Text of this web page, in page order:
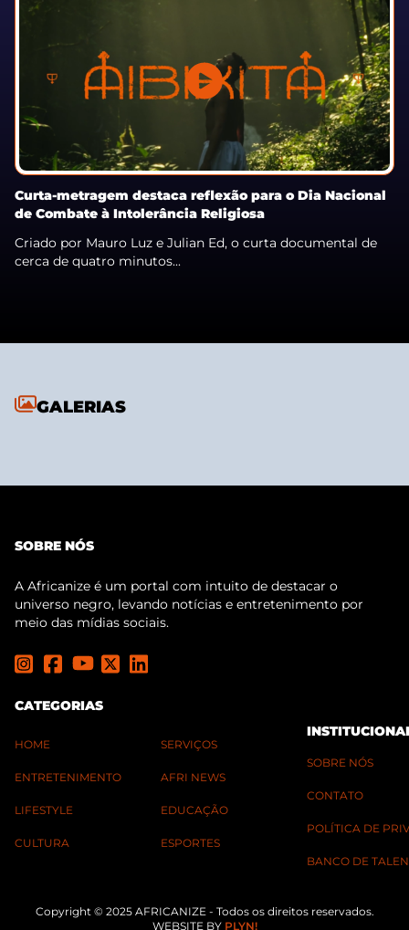
Curta-metragem destaca reflexão para o Dia Nacional
de Combate à Intolerância Religiosa
Criado por Mauro Luz e Julian Ed, o curta documental de
cerca de quatro minutos...
GALERIAS
SOBRE NÓS
A Africanize é um portal com intuito de destacar o
universo negro, levando notícias e entretenimento por
meio das mídias sociais.
CATEGORIAS
HOME
ENTRETENIMENTO
LIFESTYLE
CULTURA
SERVIÇOS
AFRI NEWS
EDUCAÇÃO
ESPORTES
SOBRE NÓS
CONTATO
POLÍTICA DE
BANCO DE
Copyright © 2025 AFRICANIZE - Todos os direitos reservados.
WEBSITE BY PLYN!